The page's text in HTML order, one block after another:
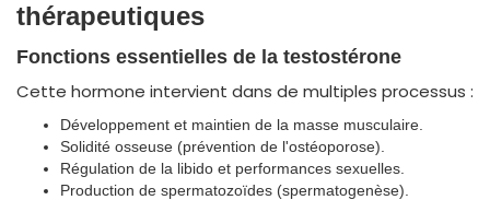
thérapeutiques
Fonctions essentielles de la testostérone
Cette hormone intervient dans de multiples processus :
Développement et maintien de la masse musculaire.
Solidité osseuse (prévention de l'ostéoporose).
Régulation de la libido et performances sexuelles.
Production de spermatozoïdes (spermatogenèse).